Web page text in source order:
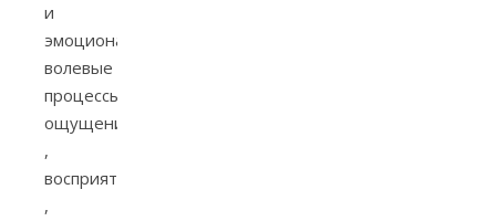
и
эмоционально-
волевые
процессы:
ощущения​
,
восприятие​
,